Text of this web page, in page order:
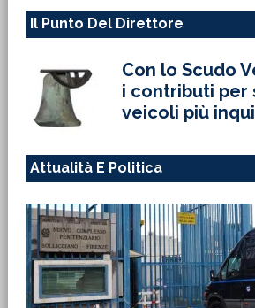
Il Punto Del Direttore
Con lo Scudo
i contributi per
veicoli più
Attualità E Politica